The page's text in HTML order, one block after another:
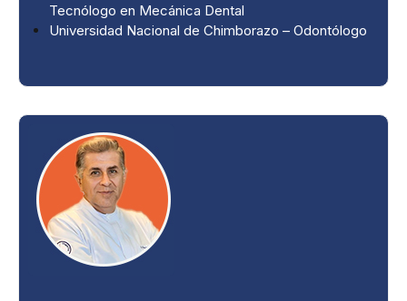
Tecnólogo en Mecánica Dental
Universidad Nacional de Chimborazo – Odontólogo